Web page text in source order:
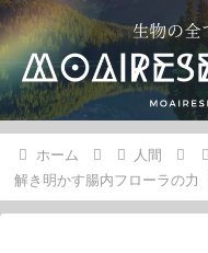
ホーム 人間
解き明かす腸内フローラの力